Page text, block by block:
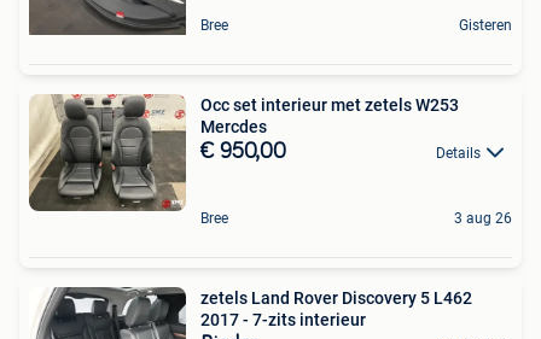
Bree Gisteren
Occ set interieur met zetels W253
Mercdes
€ 950,00 Details
Bree 3 aug 26
zetels Land Rover Discovery 5 L462
2017 - 7-zits interieur